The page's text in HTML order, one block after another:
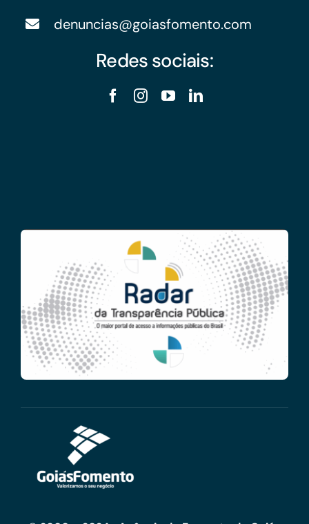
denuncias@goiasfomento.com
Redes sociais: